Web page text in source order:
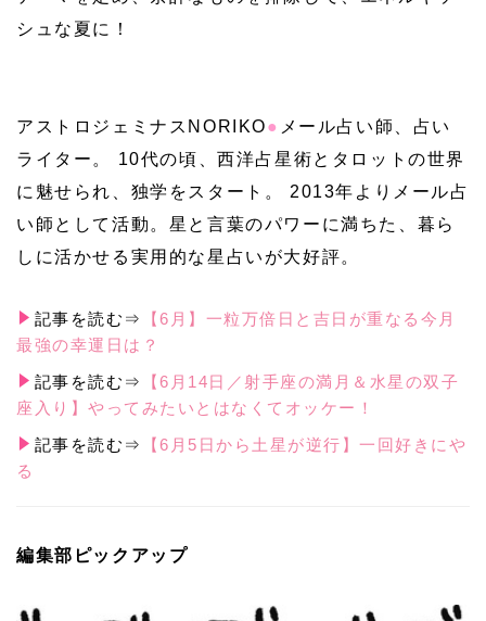
シュな夏に！
アストロジェミナスNORIKO● メール占い師、占い
ライター。 10代の頃、西洋占星術とタロットの世界
に魅せられ、独学をスタート。 2013年よりメール占
い師として活動。星と言葉のパワーに満ちた、暮ら
しに活かせる実用的な星占いが大好評。
記事を読む⇒
【6月】一粒万倍日と吉日が重なる今月
最強の幸運日は？
記事を読む⇒
【6月14日／射手座の満月＆水星の双子
座入り】やってみたいとはなくてオッケー！
記事を読む⇒
【6月5日から土星が逆行】一回好きにや
る
編集部ピックアップ